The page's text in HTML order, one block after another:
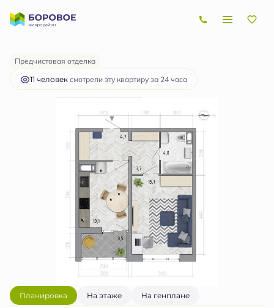
1-комнатная39.4 м 4 667 741 руб.
Ипотекаот 13 950 руб.
Предчистовая отделка
11 человек смотрели эту квартиру за 24 часа
Планировка На этаже На генплане